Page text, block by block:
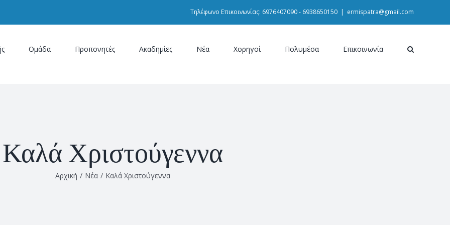
Τηλέφωνο Επικοινωνίας: 6976407090 - 6938650150 | ermispatra@gmail.com
Ομάδα Προπονητές Ακαδημίες Νέα Χορηγοί Πολυμέσα Επικοινωνία
Καλά Χριστούγεννα
Αρχική / Νέα / Καλά Χριστούγεννα